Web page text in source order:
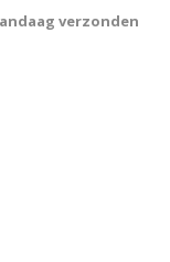
verzonden